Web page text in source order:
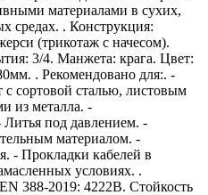
материалами в сухих,
средах. . Конструкция:
(трикотаж с начесом).
3/4. Манжета: крага. Цвет:
. Рекомендовано для:. -
с сортовой сталью, листовым
из металла. -
под давлением. -
материалом. -
- Прокладки кабелей в
условиях. .
388-2019: 4222В. Стойкость